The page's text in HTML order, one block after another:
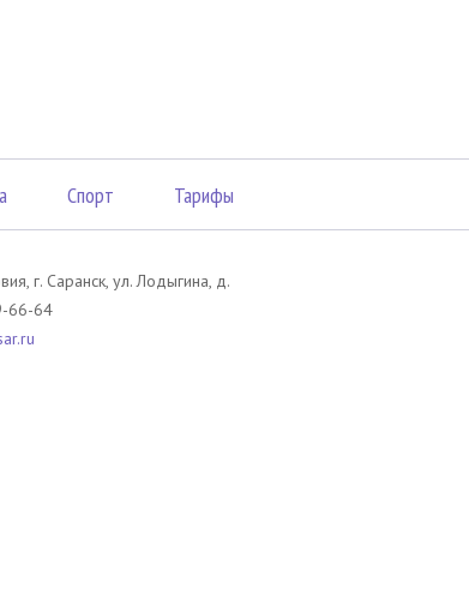
Спорт Тарифы
г. Саранск, ул. Лодыгина, д.
66-64